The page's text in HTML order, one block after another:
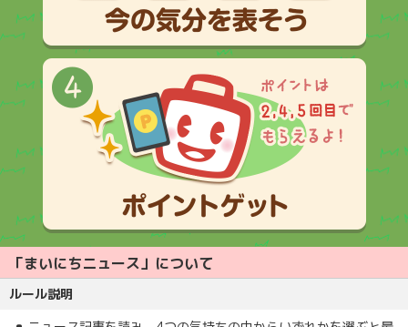
「まいにちニュース」について
ルール説明